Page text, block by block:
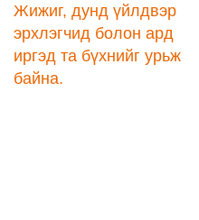
Жижиг, дунд үйлдвэр
эрхлэгчид болон ард
иргэд та бүхнийг урьж
байна.